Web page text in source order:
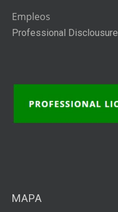
Empleos
Professional Disclousure
MAPA